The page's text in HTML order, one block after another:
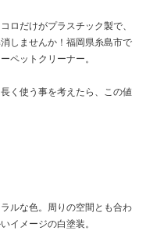
ロだけがプラスチック製で、
しませんか！福岡県糸島市で
ペットクリーナー。
く使う事を考えたら、この値
ルな色。周りの空間とも合わ
イメージの白塗装。